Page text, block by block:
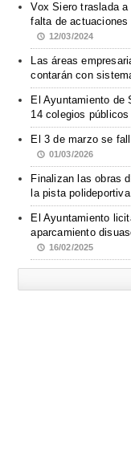
Vox Siero traslada
falta de actuaciones
12/03/2024
Las áreas
contarán con
El Ayuntamiento de
14 colegios públicos
El 3 de marzo se
01/03/2026
Finalizan las obras
la pista
El Ayuntamiento
aparcamiento
16/02/2025